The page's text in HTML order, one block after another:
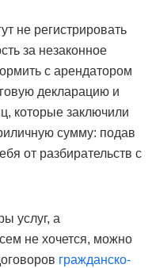
не регистрировать
за незаконное
с арендатором
декларацию и
которые заключили
сумму: подав
от разбирательств с
услуг, а
не хочется, можно
гражданско-